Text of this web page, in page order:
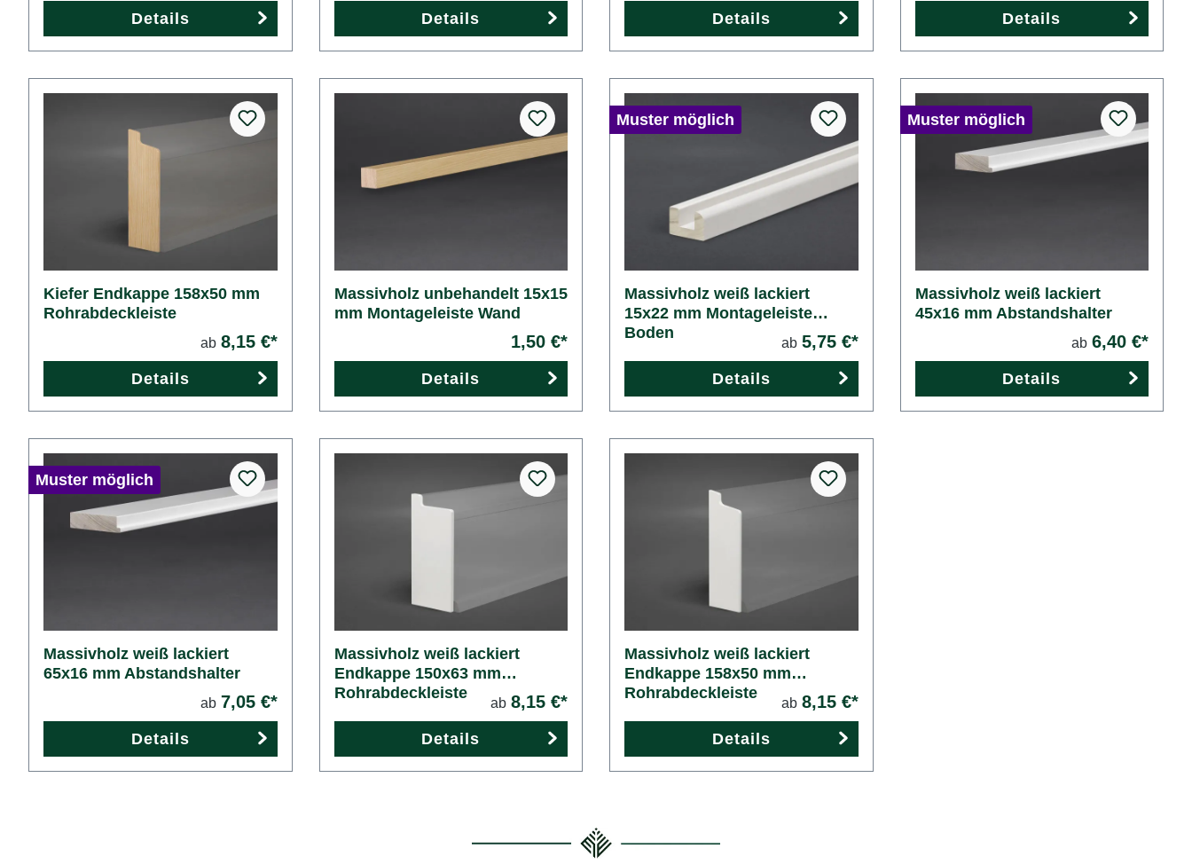
Details Details Details Details
Kiefer Endkappe 158x50 mm
Rohrabdeckleiste
ab 8,15 €*
Details
Massivholz unbehandelt 15x15
mm Montageleiste Wand
1,50 €*
Details
Muster möglich
Massivholz weiß lackiert
15x22 mm Montageleiste
Boden
ab 5,75 €*
Details
Muster möglich
Massivholz weiß lackiert
45x16 mm Abstandshalter
ab 6,40 €*
Details
Muster möglich
Massivholz weiß lackiert
65x16 mm Abstandshalter
ab 7,05 €*
Details
Massivholz weiß lackiert
Endkappe 150x63 mm
Rohrabdeckleiste
ab 8,15 €*
Details
Massivholz weiß lackiert
Endkappe 158x50 mm
Rohrabdeckleiste
ab 8,15 €*
Details